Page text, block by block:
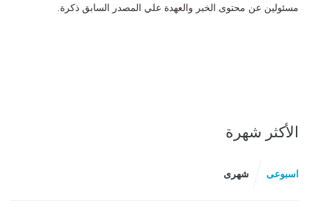
مسئولين عن محتوى الخبر والعهدة علي المصدر السابق ذكرة.
الأكثر شهرة
اسبوعى شهرى